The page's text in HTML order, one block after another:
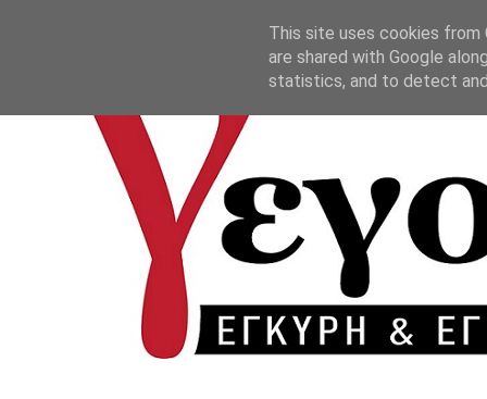
This site uses cookies from
are shared with Google
statistics, and to detect